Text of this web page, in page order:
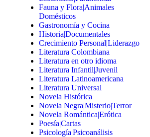
Fauna y Flora|Animales
Domésticos
Gastronomía y Cocina
Historia|Documentales
Crecimiento Personal|Liderazgo
Literatura Colombiana
Literatura en otro idioma
Literatura Infantil|Juvenil
Literatura Latinoamericana
Literatura Universal
Novela Histórica
Novela Negra|Misterio|Terror
Novela Romántica|Erótica
Poesía|Cartas
Psicología|Psicoanálisis